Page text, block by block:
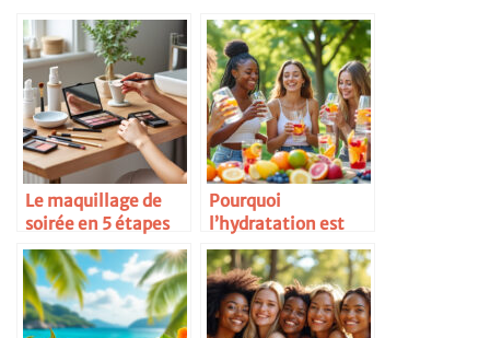
Le maquillage de
soirée en 5 étapes
Pourquoi
l’hydratation est
essentielle pour la
femme